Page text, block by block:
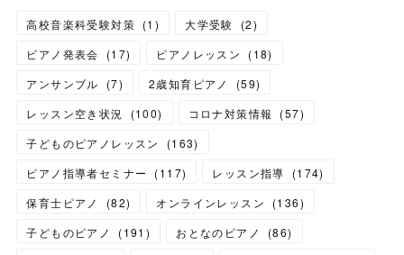
高校音楽科受験対策 (1 ) 大学受験 (2)
ピアノ発表会
(17) ピアノレッスン (18)
アンサンブル
(7) 2歳知育ピアノ (59)
レッスン空き状況
(100) コロナ対策情報 (57)
子どものピアノレッスン
(163)
ピアノ指導者セミナー
(117) レッスン指導 (174)
保育士ピアノ
(82) オンラインレッスン (136)
子どものピアノ
(191 ) おとなのピアノ (86)